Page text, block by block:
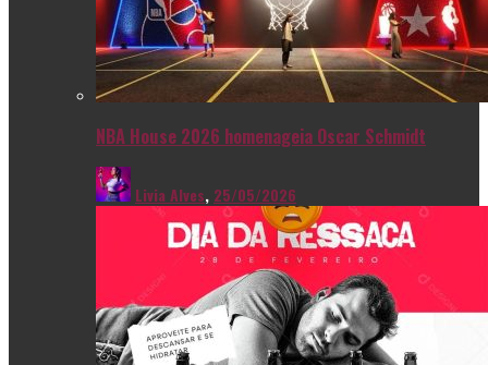
NBA House 2026 homenageia Oscar Schmidt
Livia Alves, 25/05/2026